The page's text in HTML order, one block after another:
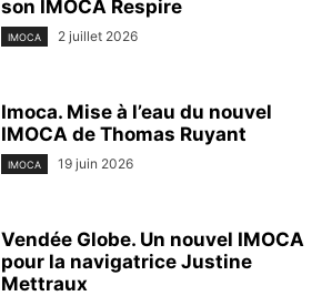
son IMOCA Respire
IMOCA 2 juillet 2026
Imoca. Mise à l’eau du nouvel
IMOCA de Thomas Ruyant
IMOCA 19 juin 2026
Vendée Globe. Un nouvel IMOCA
pour la navigatrice Justine
Mettraux